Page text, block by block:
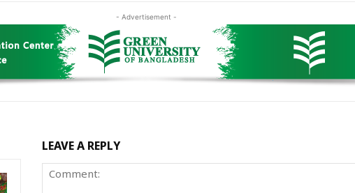
- Advertisement -
LEAVE A REPLY